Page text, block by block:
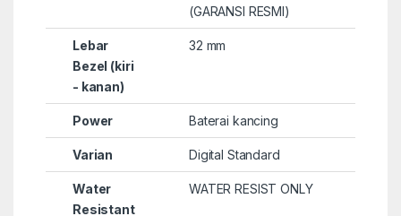
(GARANSI RESMI)
Lebar
Bezel (kiri
- kanan)
32 mm
Power Baterai kancing
Varian Digital Standard
Water
Resistant
WATER RESIST ONLY